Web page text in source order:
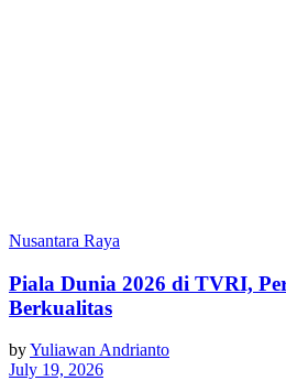
Nusantara Raya
Piala Dunia 2026 di TVRI,
Berkualitas
byYuliawan Andrianto
July 19, 2026